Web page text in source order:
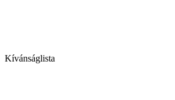
Kívánságlista